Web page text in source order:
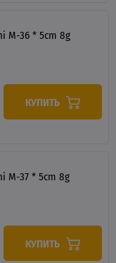
M-36 * 5cm 8g
КУПИТЬ
M-37 * 5cm 8g
КУПИТЬ